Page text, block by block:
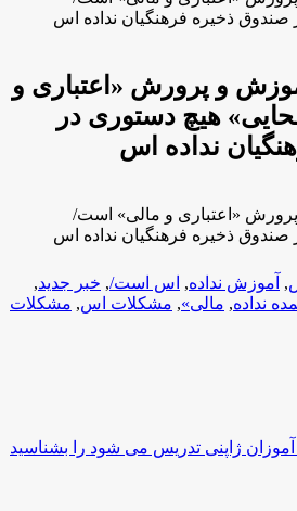
ذخیره فرهنگیان نداده اس
و پرورش «اعتباری و
هیچ دستوری در
نداده اس
«اعتباری و مالی» است/
ذخیره فرهنگیان نداده اس
, آموزش نداده, اس است/, خبر جدید,
نداده, مالی», مشکلات اس, مشکلات